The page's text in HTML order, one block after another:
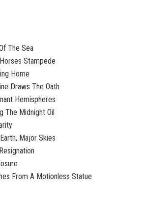
The Sea
Stampede
Home
Draws The Oath
Hemispheres
The Midnight Oil
Major Skies
From A Motionless Statue